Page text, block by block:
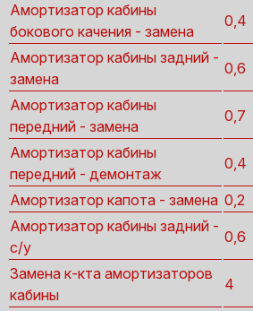
Амортизатор кабины
бокового качения - замена
0,4
Амортизатор кабины задний -
замена
0,6
Амортизатор кабины
передний - замена
0,7
Амортизатор кабины
передний - демонтаж
0,4
Амортизатор капота - замена 0,2
Амортизатор кабины задний -
с/у
0,6
Замена к-кта амортизаторов
кабины
4